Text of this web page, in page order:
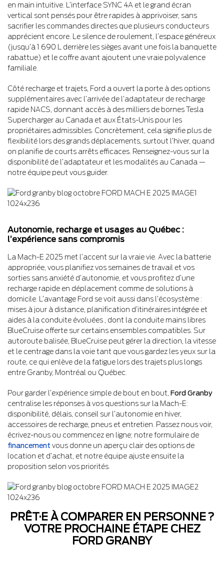
en main intuitive. L’interface SYNC 4A et le grand écran
vertical sont pensés pour être rapides à apprivoiser, sans
sacrifier les commandes directes que plusieurs conducteurs
apprécient encore. Le silence de roulement, l’espace généreux
(jusqu’à 1 690 L derrière les sièges avant une fois la banquette
rabattue) et le coffre avant ajoutent une vraie polyvalence
familiale.
Côté recharge et trajets, Ford a ouvert la porte à des options
supplémentaires avec l’arrivée de l’adaptateur de recharge
rapide NACS, donnant accès à des milliers de bornes Tesla
Supercharger au Canada et aux États-Unis pour les
propriétaires admissibles. Concrètement, cela signifie plus de
flexibilité lors des grands déplacements, surtout l’hiver, quand
on planifie de courts arrêts efficaces. Renseignez-vous sur la
disponibilité de l’adaptateur et les modalités au Canada —
notre équipe peut vous guider.
Autonomie, recharge et usages au Québec :
l’expérience sans compromis
La Mach-E 2025 met l’accent sur la vraie vie. Avec la batterie
appropriée, vous planifiez vos semaines de travail et vos
sorties sans anxiété d’autonomie, et vous profitez d’une
recharge rapide en déplacement comme de solutions à
domicile. L’avantage Ford se voit aussi dans l’écosystème :
mises à jour à distance, planification d’itinéraires intégrée et
aides à la conduite évoluées , dont la conduite mains libres
BlueCruise offerte sur certains ensembles compatibles. Sur
autoroute balisée, BlueCruise peut gérer la direction, la vitesse
et le centrage dans la voie tant que vous gardez les yeux sur la
route, ce qui enlève de la fatigue lors des trajets plus longs
entre Granby, Montréal ou Québec.
Pour garder l’expérience simple de bout en bout, Ford Granby
centralise les réponses à vos questions sur la Mach-E:
disponibilité, délais, conseil sur l’autonomie en hiver,
accessoires de recharge, pneus et entretien. Passez nous voir,
écrivez-nous ou commencez en ligne; notre formulaire de
financement vous donne un aperçu clair des options de
location et d’achat, et notre équipe ajuste ensuite la
proposition selon vos priorités.
PRÊT·E À COMPARER EN PERSONNE ?
VOTRE PROCHAINE ÉTAPE CHEZ
FORD GRANBY